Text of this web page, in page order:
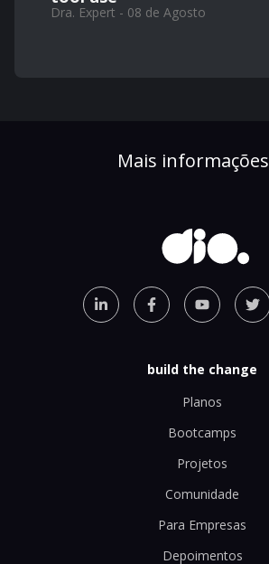
Dra. Expert - 08 de Agosto
Mais informações
build the change
Planos
Bootcamps
Projetos
Comunidade
Para Empresas
Depoimentos